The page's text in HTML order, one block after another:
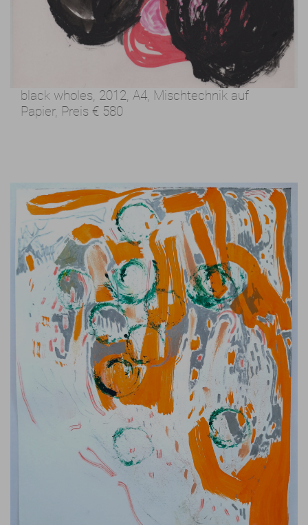
black wholes, 2012, A4, Mischtechnik auf
Papier, Preis € 580